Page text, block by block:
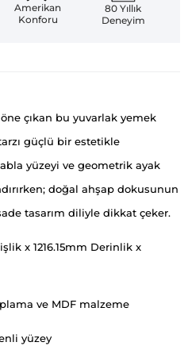
Amerikan
Konforu
80 Yıllık
Deneyim
çıkan bu yuvarlak yemek
güçlü bir estetikle
yüzeyi ve geometrik ayak
doğal ahşap dokusunun
tasarım diliyle dikkat çeker.
x 1216.15mm Derinlik x
ve MDF malzeme
yüzey